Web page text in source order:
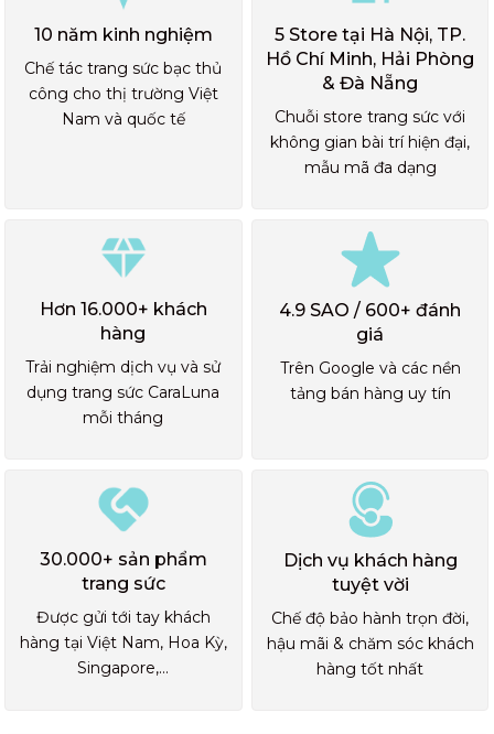
10 năm kinh nghiệm
Chế tác trang sức bạc thủ
công cho thị trường Việt
Nam và quốc tế
5 Store tại Hà Nội, TP.
Hồ Chí Minh, Hải Phòng
& Đà Nẵng
Chuỗi store trang sức với
không gian bài trí hiện đại,
mẫu mã đa dạng
Hơn 16.000+ khách
hàng
Trải nghiệm dịch vụ và sử
dụng trang sức CaraLuna
mỗi tháng
4.9 SAO / 600+ đánh
giá
Trên Google và các nền
tảng bán hàng uy tín
30.000+ sản phẩm
trang sức
Được gửi tới tay khách
hàng tại Việt Nam, Hoa Kỳ,
Singapore,...
Dịch vụ khách hàng
tuyệt vời
Chế độ bảo hành trọn đời,
hậu mãi & chăm sóc khách
hàng tốt nhất